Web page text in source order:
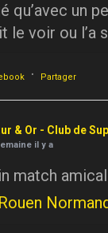
qu’avec un
le voir ou l’a
· Partager
& Or - Club de
il y a
match
Rouen